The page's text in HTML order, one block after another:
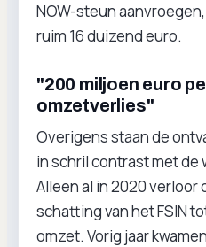
NOW-steun
ruim 16 duizend euro.
"200 miljoen euro
omzetverlies"
Overigens staan de
in schril contrast met de
Alleen al in 2020 verloor
schatting van het FSIN
omzet. Vorig jaar